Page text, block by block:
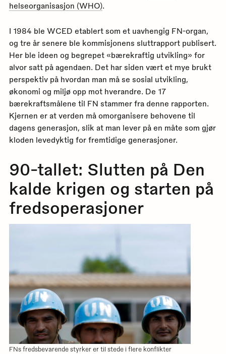
helseorganisasjon (WHO).
I 1984 ble WCED etablert som et uavhengig FN-organ,
og tre år senere ble kommisjonens sluttrapport publisert.
Her ble ideen og begrepet «bærekraftig utvikling» for
alvor satt på agendaen. Det har siden vært et mye brukt
perspektiv på hvordan man må se sosial utvikling,
økonomi og miljø opp mot hverandre. De 17
bærekraftsmålene til FN stammer fra denne rapporten.
Kjernen er at verden må omorganisere behovene til
dagens generasjon, slik at man lever på en måte som gjør
kloden levedyktig for fremtidige generasjoner.
90-tallet: Slutten på Den
kalde krigen og starten på
fredsoperasjoner
FNs fredsbevarende styrker er til stede i flere konflikter